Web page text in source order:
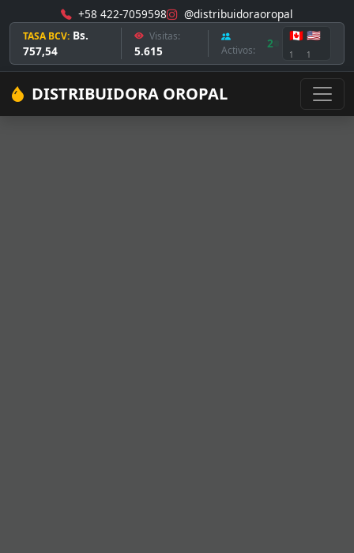
+58 422-7059598 @distribuidoraoropal
TASA BCV: Bs.
757,54
Visitas:
5.615 Activos: 2
🇨🇦
1
🇺🇸
1
DISTRIBUIDORA OROPAL